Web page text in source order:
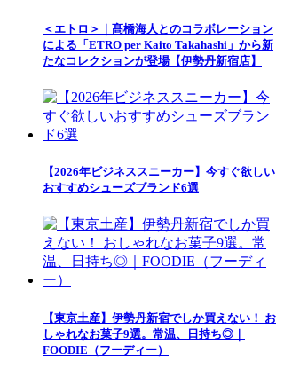
＜エトロ＞｜髙橋海人とのコラボレーション
による「ETRO per Kaito Takahashi」から新
たなコレクションが登場【伊勢丹新宿店】
【2026年ビジネススニーカー】今すぐ欲しい
おすすめシューズブランド6選
【東京土産】伊勢丹新宿でしか買えない！ お
しゃれなお菓子9選。常温、日持ち◎｜
FOODIE（フーディー）